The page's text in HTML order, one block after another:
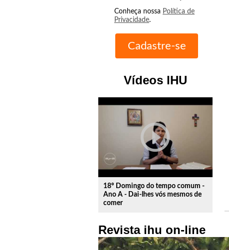
Conheça nossa Política de
Privacidade.
Vídeos IHU
play_circle_outline
18º Domingo do tempo comum -
Ano A - Dai-lhes vós mesmos de
comer
Revista ihu on-line